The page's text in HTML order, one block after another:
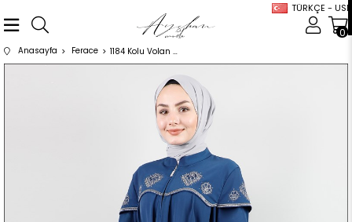
TÜRKÇE - USD
0
Anasayfa Ferace 1184 Kolu Volan Detaylı İşlemeli Koyu Mavi Ferace